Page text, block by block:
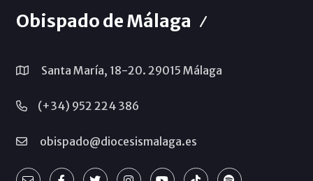
Obispado de Málaga
Santa María, 18-20. 29015 Málaga
(+34) 952 224 386
obispado@diocesismalaga.es